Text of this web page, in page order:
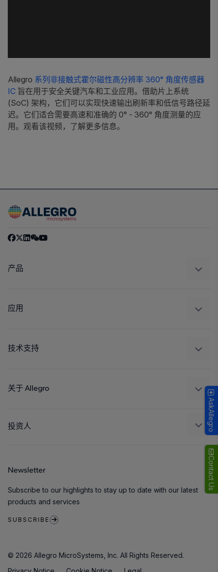
Contact Us
Allegro 系列非接触式霍尔磁性高分辨率 360° 角度传感器
IC 旨在用于安全关键汽车和工业应用。借助片上系统
(SoC) 架构，它们可以实现快速输出刷新率和低信号路径延
迟。它们适合需要高速和准确的 0° - 360° 角度测量的应
用。观看该视频，了解更多信息。
产品
调节
应用
工业
技术支持
封装
关于 Allegro
人才招聘
联系我们
投资人
Newsletter
Subscribe to our highlights to stay up to date with our latest
products and services
SUBSCRIBE
© 2026 Allegro MicroSystems, Inc. All Rights Reserved.
AskAllegro